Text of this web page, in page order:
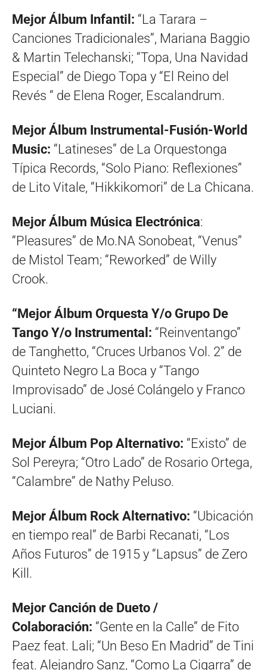
Mejor Álbum Infantil: “La Tarara –
Canciones Tradicionales”, Mariana Baggio
& Martin Telechanski; “Topa, Una Navidad
Especial” de Diego Topa y “El Reino del
Revés “ de Elena Roger, Escalandrum.
Mejor Álbum Instrumental-Fusión-World
Music: “Latineses” de La Orquestonga
Típica Records, “Solo Piano: Reflexiones”
de Lito Vitale, “Hikkikomori” de La Chicana.
Mejor Álbum Música Electrónica:
“Pleasures” de Mo.NA Sonobeat, “Venus”
de Mistol Team; “Reworked” de Willy
Crook.
“Mejor Álbum Orquesta Y/o Grupo De
Tango Y/o Instrumental: “Reinventango”
de Tanghetto, “Cruces Urbanos Vol. 2” de
Quinteto Negro La Boca y “Tango
Improvisado” de José Colángelo y Franco
Luciani.
Mejor Álbum Pop Alternativo: “Existo” de
Sol Pereyra; “Otro Lado” de Rosario Ortega,
“Calambre” de Nathy Peluso.
Mejor Álbum Rock Alternativo: “Ubicación
en tiempo real” de Barbi Recanati, “Los
Años Futuros” de 1915 y “Lapsus” de Zero
Kill.
Mejor Canción de Dueto /
Colaboración: “Gente en la Calle” de Fito
Paez feat. Lali; “Un Beso En Madrid” de Tini
feat. Alejandro Sanz, “Como La Cigarra” de